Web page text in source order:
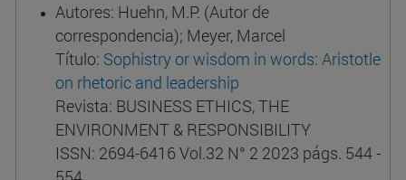
Autores: Huehn, M.P. (Autor de
correspondencia); Meyer, Marcel
Título: Sophistry or wisdom in words: Aristotle
on rhetoric and leadership
Revista: BUSINESS ETHICS, THE
ENVIRONMENT & RESPONSIBILITY
ISSN: 2694-6416 Vol.32 N° 2 2023 págs. 544 -